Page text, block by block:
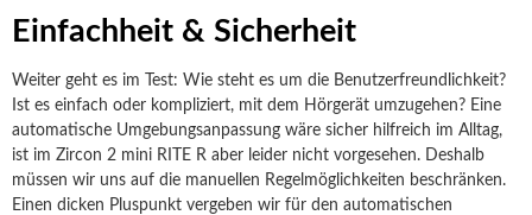
Einfachheit & Sicherheit
Weiter geht es im Test: Wie steht es um die Benutzerfreundlichkeit?
Ist es einfach oder kompliziert, mit dem Hörgerät umzugehen? Eine
automatische Umgebungsanpassung wäre sicher hilfreich im Alltag,
ist im Zircon 2 mini RITE R aber leider nicht vorgesehen. Deshalb
müssen wir uns auf die manuellen Regelmöglichkeiten beschränken.
Einen dicken Pluspunkt vergeben wir für den automatischen